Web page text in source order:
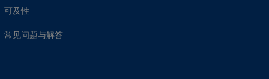
可及性
常见问题与解答